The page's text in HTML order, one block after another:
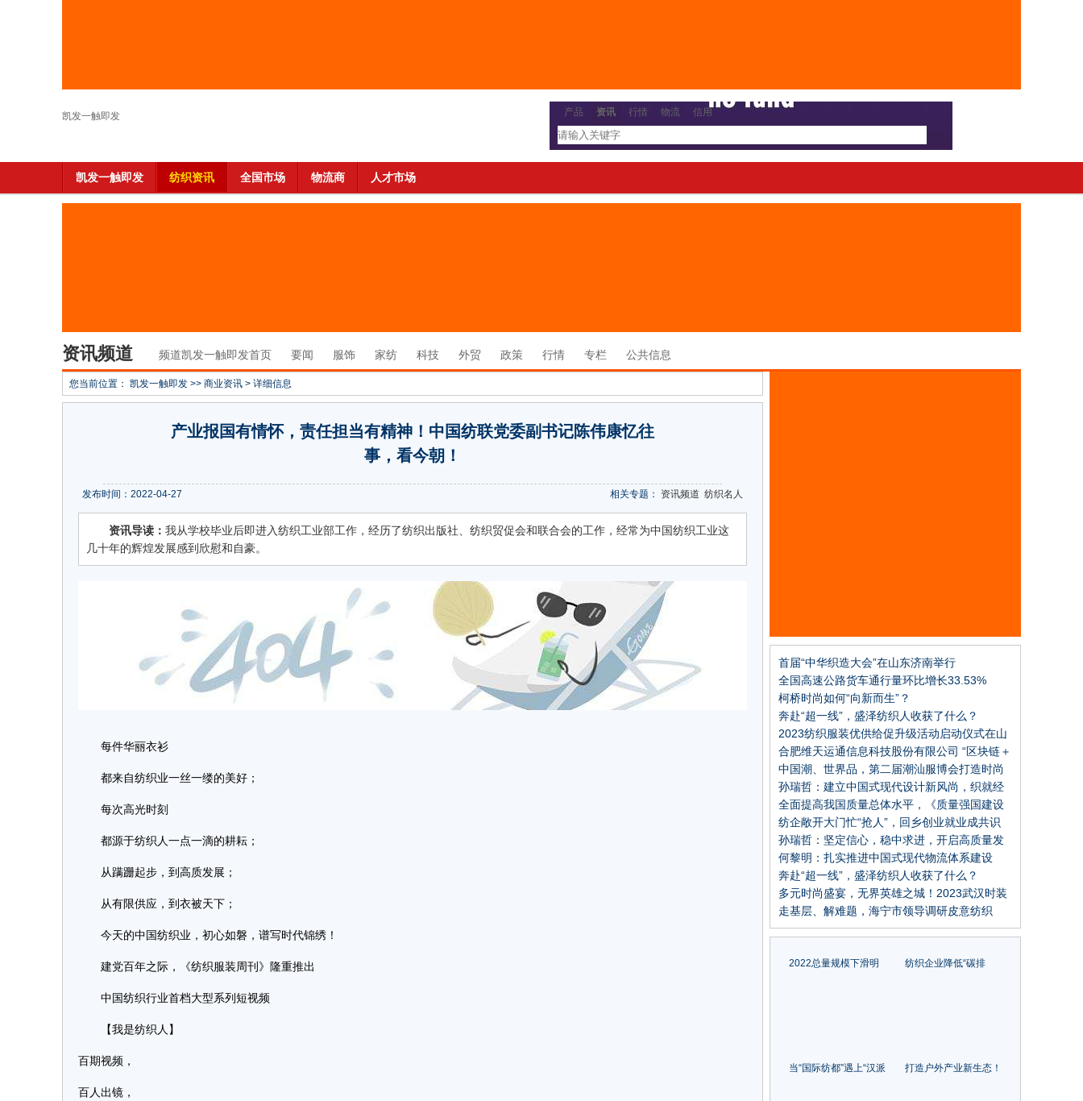
凯发一触即发 产品 资讯 行情 物流 信用
凯发一触即发 纺织资讯 全国市场 物流商 人才市场
资讯频道 频道凯发一触即发首页 要闻 服饰 家纺 科技 外贸 政策 行情 专栏 公共信息
您当前位置： 凯发一触即发 >> 商业资讯 > 详细信息
产业报国有情怀，责任担当有精神！中国纺联党委副书记陈伟康忆往
事，看今朝！
相关专题： 资讯频道 纺织名人
发布时间：2022-04-27
资讯导读： 我从学校毕业后即进入纺织工业部工作，经历了纺织出版社、纺织贸促会和联合会的工作，经常为中国纺织工业这
几十年的辉煌发展感到欣慰和自豪。
每件华丽衣衫
都来自纺织业一丝一缕的美好；
每次高光时刻
都源于纺织人一点一滴的耕耘；
从蹒跚起步，到高质发展；
从有限供应，到衣被天下；
今天的中国纺织业，初心如磐，谱写时代锦绣！
建党百年之际，《纺织服装周刊》隆重推出
中国纺织行业首档大型系列短视频
【我是纺织人】
百期视频，
百人出镜，
首届“中华织造大会”在山东济南举行
全国高速公路货车通行量环比增长33.53%
柯桥时尚如何“向新而生”？
奔赴“超一线”，盛泽纺织人收获了什么？
2023纺织服装优供给促升级活动启动仪式在山
东威海举行
合肥维天运通信息科技股份有限公司 “区块链＋
供应链金融” 创新应用案例
中国潮、世界品，第二届潮汕服博会打造时尚
风向标
孙瑞哲：建立中国式现代设计新风尚，织就经
纬新气象！
全面提高我国质量总体水平，《质量强国建设
纲要》发布
纺企敞开大门忙“抢人”，回乡创业就业成共识
孙瑞哲：坚定信心，稳中求进，开启高质量发
展新局面
何黎明：扎实推进中国式现代物流体系建设
奔赴“超一线”，盛泽纺织人收获了什么？
多元时尚盛宴，无界英雄之城！2023武汉时装
周圆满闭幕
走基层、解难题，海宁市领导调研皮意纺织
2022总量规模下滑明
纺织企业降低“碳排
当“国际纺都”遇上“汉派
打造户外产业新生态！